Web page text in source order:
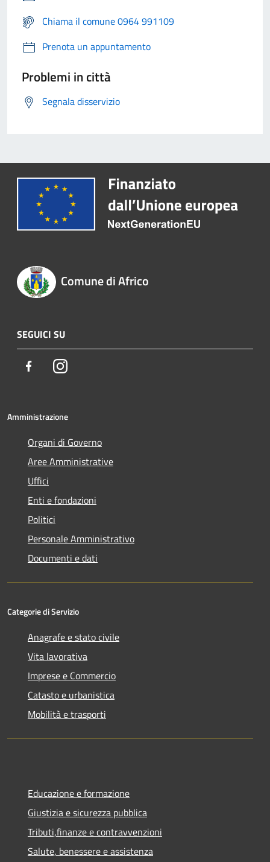
Chiama il comune 0964 991109
Prenota un appuntamento
Problemi in città
Segnala disservizio
Comune di Africo
SEGUICI SU
FacebookInstagram
Amministrazione
Organi di Governo
Aree Amministrative
Uffici
Enti e fondazioni
Politici
Personale Amministrativo
Documenti e dati
Categorie di Servizio
Anagrafe e stato civile
Vita lavorativa
Imprese e Commercio
Catasto e urbanistica
Mobilità e trasporti
Educazione e formazione
Giustizia e sicurezza pubblica
Tributi,finanze e contravvenzioni
Salute, benessere e assistenza